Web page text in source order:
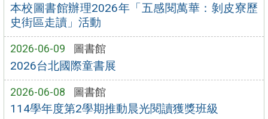
本校圖書館辦理2026年「五感閱萬華：剝皮寮歷
史街區走讀」活動
2026-06-09 圖書館
2026台北國際童書展
2026-06-08 圖書館
114學年度第2學期推動晨光閱讀獲獎班級